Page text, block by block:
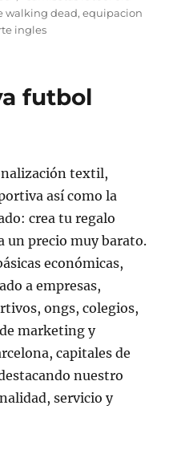
walking dead,equipacion
ingles
futbol
textil,
así como la
crea tu regalo
un precio muy barato.
económicas,
a empresas,
ongs, colegios,
marketing y
capitales de
nuestro
servicio y